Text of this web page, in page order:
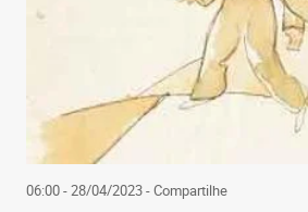
06:00 - 28/04/2023- Compartilhe